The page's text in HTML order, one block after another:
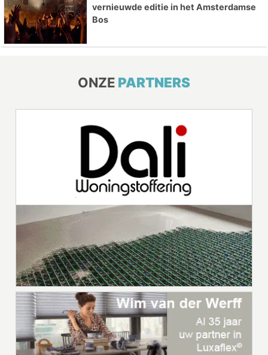
vernieuwde editie in het Amsterdamse
Bos
ONZE PARTNERS